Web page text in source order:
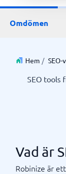
Omdömen
Hem / SEO-
SEO tools
Vad är
Robinize är